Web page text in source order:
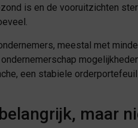
is en de vooruitzichten
meestal met
een stabiele
maar